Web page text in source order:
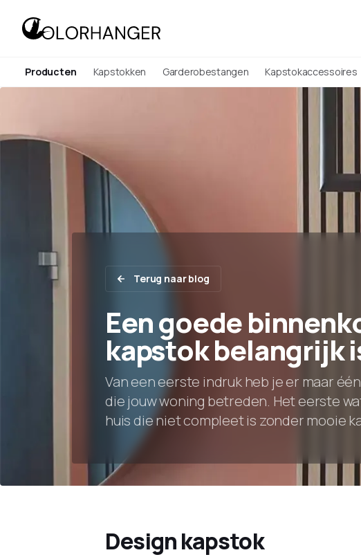
Producten Kapstokken Garderobestangen Kapstokaccessoires
Terug naar blog
Een goede
kapstok belangrijk
Van een eerste indruk heb je er maar
die jouw woning betreden. Het eerste
huis die niet compleet is zonder mooie
Design kapstok